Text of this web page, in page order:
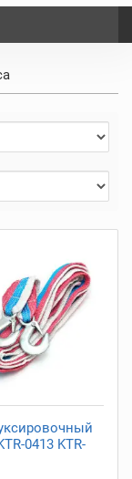
0413 KTR-